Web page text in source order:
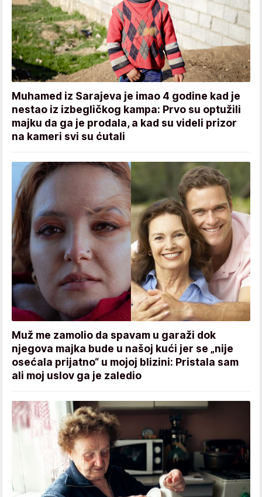
Muhamed iz Sarajeva je imao 4 godine kad je
nestao iz izbegličkog kampa: Prvo su optužili
majku da ga je prodala, a kad su videli prizor
na kameri svi su ćutali
Muž me zamolio da spavam u garaži dok
njegova majka bude u našoj kući jer se „nije
osećala prijatno“ u mojoj blizini: Pristala sam
ali moj uslov ga je zaledio